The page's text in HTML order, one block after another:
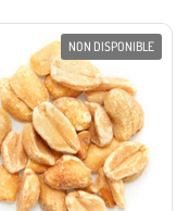
NON DISPONIBLE